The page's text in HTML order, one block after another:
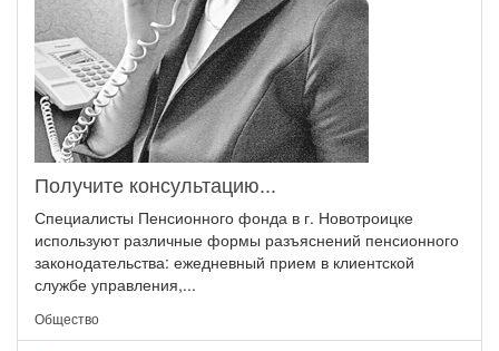
Получите консультацию...
Специалисты Пенсионного фонда в г. Новотроицке
используют различные формы разъяснений пенсионного
законодательства: ежедневный прием в клиентской
службе управления,...
Общество